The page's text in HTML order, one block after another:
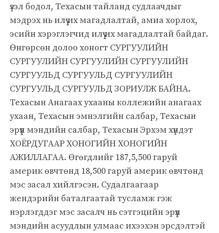
үзэл бодол, Техасын тайланд судлаачдыг
мэдрэх нь илүү их магадлалтай, амиа хорлох,
эсийн хэрэглэгчид илүү их магадлалтай байдаг.
Өнгөрсөн долоо хоногт СУРГУУЛИЙН
СУРГУУЛИЙН СУРГУУЛИЙН СУРГУУЛИЙН
СУРГУУЛЬД СУРГУУЛЬД СУРГУУЛИЙН
СУРГУУЛЬД СУРГУУЛЬД ЗОРИУЛЖ БАЙНА.
Техасын Анагаах ухааны коллежийн анагаах
ухаан, Техасын эмнэлгийн салбар, Техасын
эрүүл мэндийн салбар, Техасын Эрхэм хүндэт
ХОЁРДУГААР ХОНОГИЙН ХОНОГИЙН
АЖИЛЛАГАА. Өгөгдлийг 187,5,500 гаруй
америк өвчтөнд 18,500 гаруй америк өвчтөнд
мэс засал хийлгэсэн. Судалгаагаар
жендэрийн баталгаатай тусламж гэж
нэрлэгддэг мэс засалч нь сэтгэцийн эрүүл
мэндийн асуудлын улмаас ихээхэн эрсдэлтэй